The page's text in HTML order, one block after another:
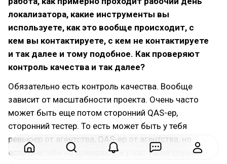
локализатора, какие инструменты вы
используете, как это вообще происходит, с
кем вы контактируете, с кем не контактируете
и так далее и тому подобное. Как проверяют
контроль качества и так далее?
Обязательно есть контроль качества. Вообще
зависит от масштабности проекта. Очень часто
может быть еще потом сторонний QAS-ер,
сторонний тестер. То есть может быть у тебя
ревьюер от агентства, QAS-ер от агентства, но
если они тебе не доверяют, и у нас такие случаи